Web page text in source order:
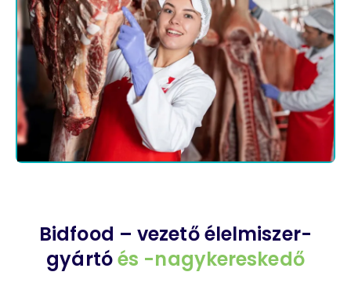
Bidfood – vezető élelmiszer-
gyártóés -nagykereskedő